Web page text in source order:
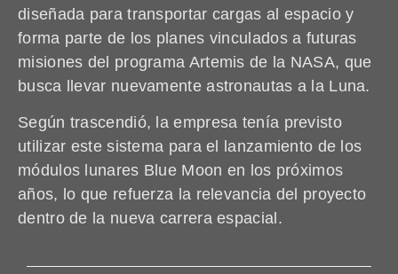
diseñada para transportar cargas al espacio y
forma parte de los planes vinculados a futuras
misiones del programa Artemis de la NASA, que
busca llevar nuevamente astronautas a la Luna.
Según trascendió, la empresa tenía previsto
utilizar este sistema para el lanzamiento de los
módulos lunares Blue Moon en los próximos
años, lo que refuerza la relevancia del proyecto
dentro de la nueva carrera espacial.